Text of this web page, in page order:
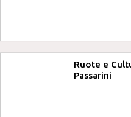
Ruote e
Passarini